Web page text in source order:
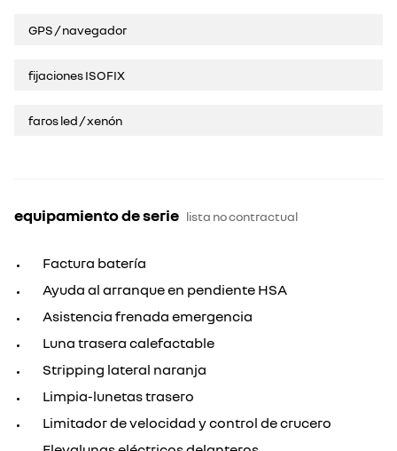
GPS / navegador
fijaciones ISOFIX
faros led / xenón
equipamiento de serie lista no contractual
Factura batería
Ayuda al arranque en pendiente HSA
Asistencia frenada emergencia
Luna trasera calefactable
Stripping lateral naranja
Limpia-lunetas trasero
Limitador de velocidad y control de crucero